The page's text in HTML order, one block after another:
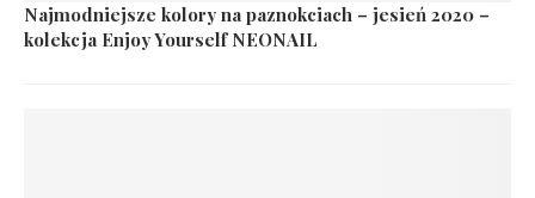
Najmodniejsze kolory na paznokciach – jesień 2020 –
kolekcja Enjoy Yourself NEONAIL